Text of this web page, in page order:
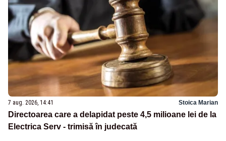
7 aug. 2026, 14:41 Stoica Marian
Directoarea care a delapidat peste 4,5 milioane lei de la
Electrica Serv - trimisă în judecată